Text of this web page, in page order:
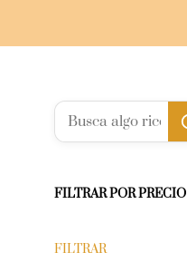
FILTRAR POR PRECIO
FILTRAR